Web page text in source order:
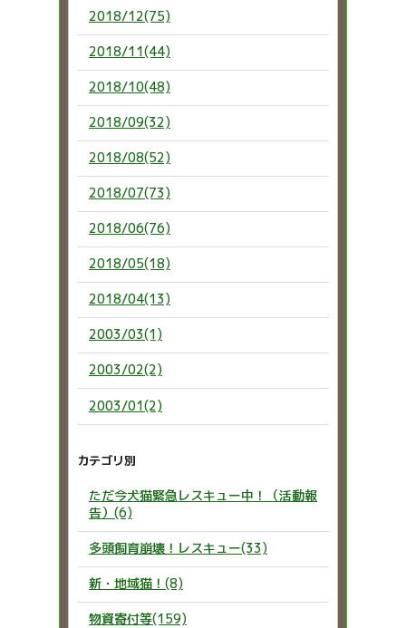
2018/12(75)
2018/11(44)
2018/10(48)
2018/09(32)
2018/08(52)
2018/07(73)
2018/06(76)
2018/05(18)
2018/04(13)
2003/03(1)
2003/02(2)
2003/01(2)
カテゴリ別
ただ今犬猫緊急レスキュー中！（活動報
告）(6)
多頭飼育崩壊！レスキュー(33)
新・地域猫！(8)
物資寄付等(159)